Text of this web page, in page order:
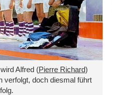
Alfred (Pierre Richard)
doch diesmal führt